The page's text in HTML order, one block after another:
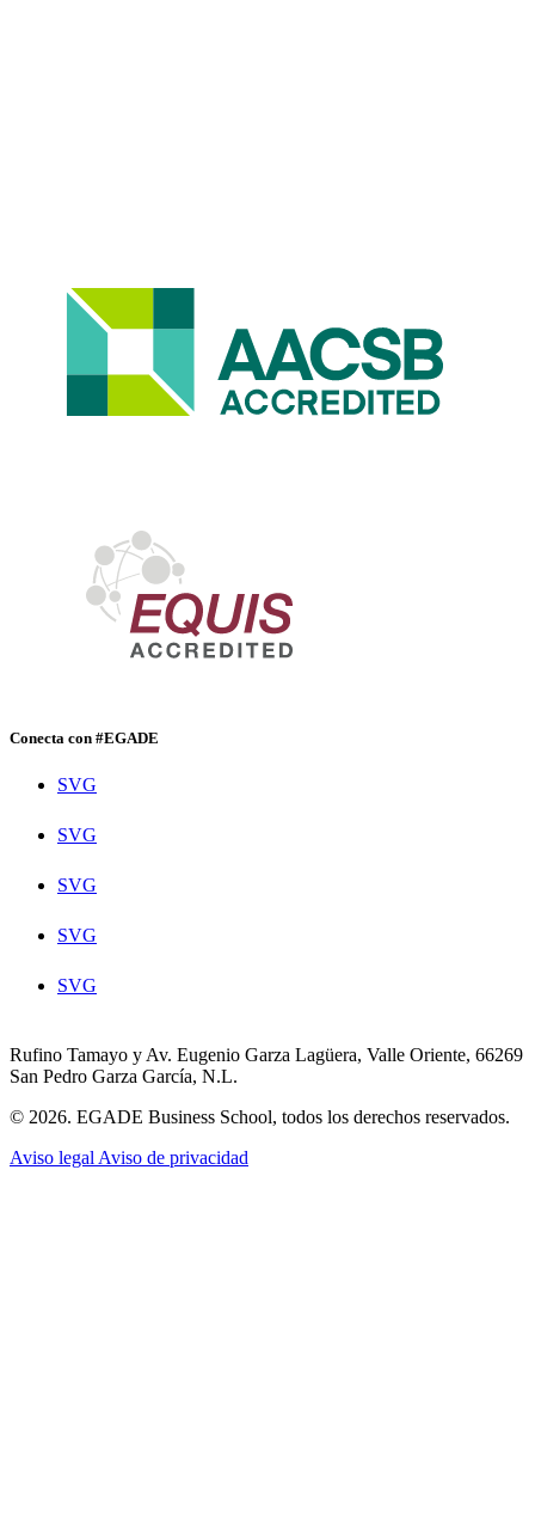
Conecta con #EGADE
SVG
SVG
SVG
SVG
SVG
Rufino Tamayo y Av. Eugenio Garza Lagüera, Valle Oriente, 66269
San Pedro Garza García, N.L.
© 2026. EGADE Business School, todos los derechos reservados.
Aviso legal Aviso de privacidad